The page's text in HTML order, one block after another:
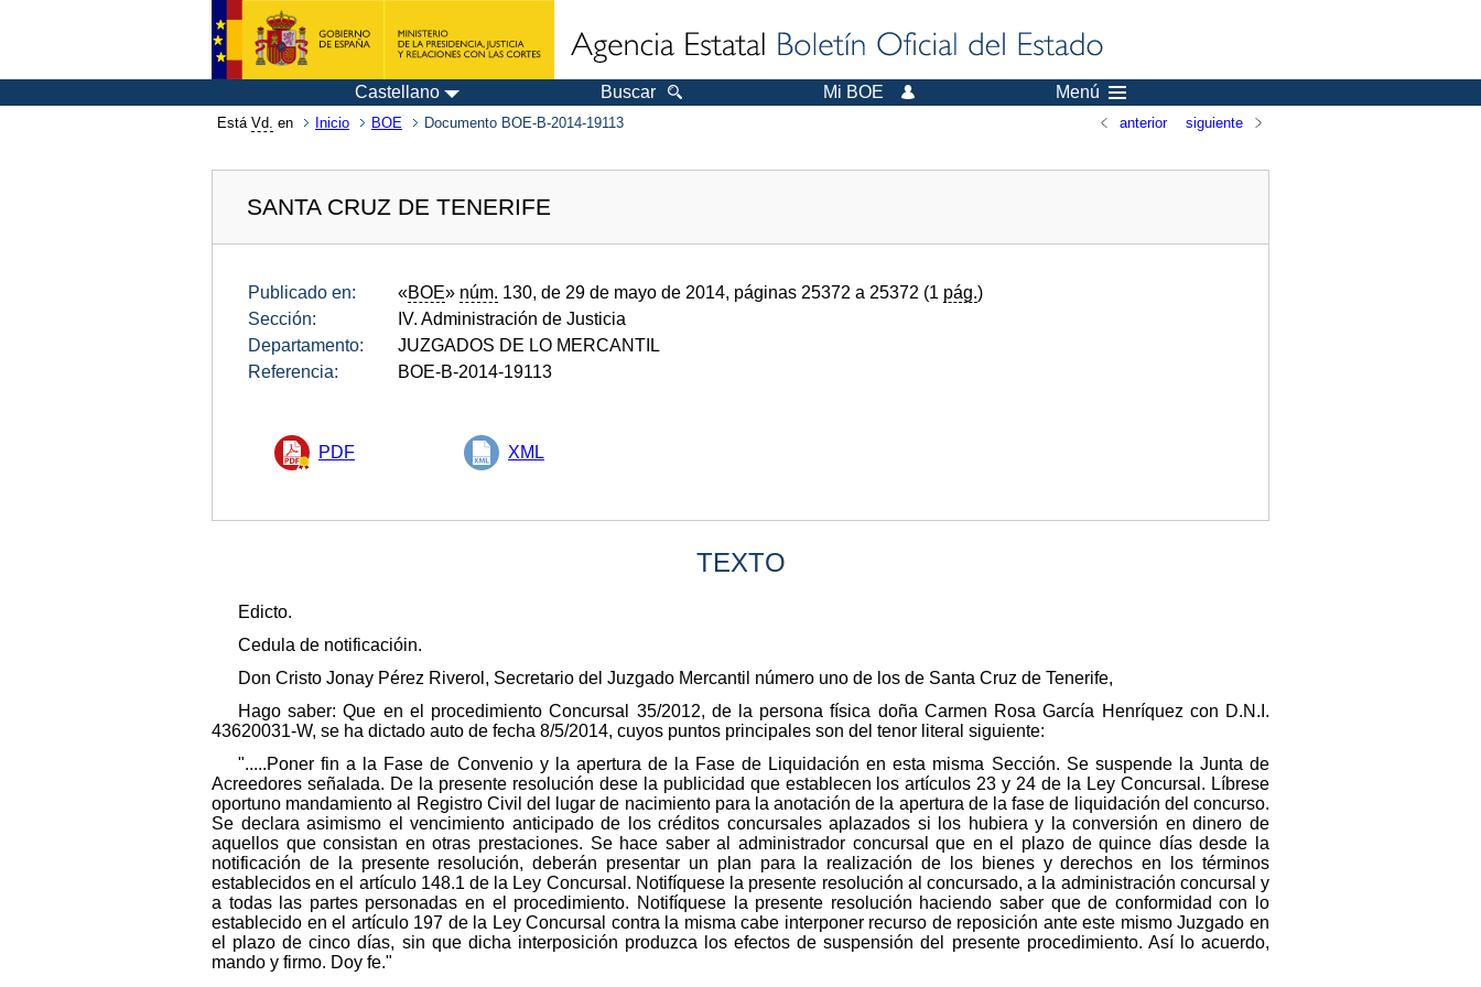
Castellano Buscar Mi BOE Menú
Está Vd. en Inicio BOE Documento BOE-B-2014-19113 anterior siguiente
SANTA CRUZ DE TENERIFE
Publicado en: «BOE» núm. 130, de 29 de mayo de 2014, páginas 25372 a 25372 (1 pág.)
Sección:
IV. Administración de Justicia
Departamento:
JUZGADOS DE LO MERCANTIL
Referencia:
BOE-B-2014-19113
PDF XML
TEXTO
Edicto.
Cedula de notificacióin.
Don Cristo Jonay Pérez Riverol, Secretario del Juzgado Mercantil número uno de los de Santa Cruz de Tenerife,
Hago saber: Que en el procedimiento Concursal 35/2012, de la persona física doña Carmen Rosa García Henríquez con D.N.I.
43620031-W, se ha dictado auto de fecha 8/5/2014, cuyos puntos principales son del tenor literal siguiente:
".....Poner fin a la Fase de Convenio y la apertura de la Fase de Liquidación en esta misma Sección. Se suspende la Junta de
Acreedores señalada. De la presente resolución dese la publicidad que establecen los artículos 23 y 24 de la Ley Concursal. Líbrese
oportuno mandamiento al Registro Civil del lugar de nacimiento para la anotación de la apertura de la fase de liquidación del concurso.
Se declara asimismo el vencimiento anticipado de los créditos concursales aplazados si los hubiera y la conversión en dinero de
aquellos que consistan en otras prestaciones. Se hace saber al administrador concursal que en el plazo de quince días desde la
notificación de la presente resolución, deberán presentar un plan para la realización de los bienes y derechos en los términos
establecidos en el artículo 148.1 de la Ley Concursal. Notifíquese la presente resolución al concursado, a la administración concursal y
a todas las partes personadas en el procedimiento. Notifíquese la presente resolución haciendo saber que de conformidad con lo
establecido en el artículo 197 de la Ley Concursal contra la misma cabe interponer recurso de reposición ante este mismo Juzgado en
el plazo de cinco días, sin que dicha interposición produzca los efectos de suspensión del presente procedimiento. Así lo acuerdo,
mando y firmo. Doy fe."